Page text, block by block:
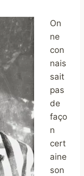
On
ne
con
nais
sait
pas
de
faço
n
cert
aine
son